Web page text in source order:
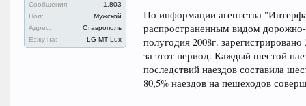
Сообщения:
1.803
Пол:
Мужской
Адрес:
Ставрополь
Езжу на:
LG MT Lux
По информации агентства
распространенным видом
полугодия 2008г.
за этот период. Каждый шестой
последствий наездов составила
80,5% наездов на пешеходов